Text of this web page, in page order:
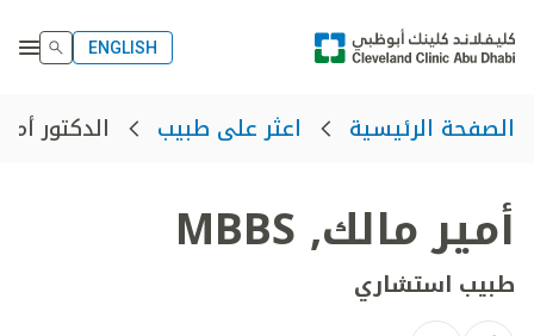
ENGLISH
الصفحة الرئيسية اعثر على طبيب الدكتور
أمير مالك,
MBBS
طبيب استشاري